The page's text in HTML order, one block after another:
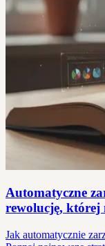
Automatyczne
rewolucję, której
Jak automatycznie